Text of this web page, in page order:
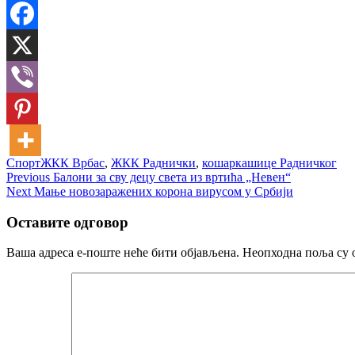
СпортЖКК Врбас, ЖКК Раднички, кошаркашице Радничког
Кретање
чланка
Previous Previous
post:
Балони за сву децу света из вртића „Невен“
Next Next
Мање новозаражених корона вирусом у Србији
Оставите одговор
Ваша адреса е-поште неће бити објављена. Неопходна поља су